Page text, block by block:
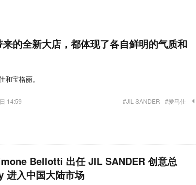
的全新大店，都体现了各自鲜明的气质和
和宝格丽。
14:59 #JIL SANDER #爱马仕
Bellotti 出任 JIL SANDER 创意总
进入中国大陆市场